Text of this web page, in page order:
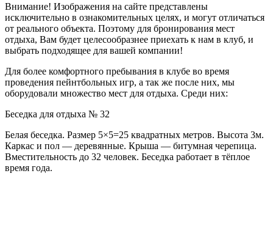
Внимание! Изображения на сайте представлены
исключительно в ознакомительных целях, и могут отличаться
от реального объекта. Поэтому для бронирования мест
отдыха, Вам будет целесообразнее приехать к нам в клуб, и
выбрать подходящее для вашей компании!
Для более комфортного пребывания в клубе во время
проведения пейнтбольных игр, а так же после них, мы
оборудовали множество мест для отдыха. Среди них:
Беседка для отдыха № 32
Белая беседка. Размер 5×5=25 квадратных метров. Высота 3м.
Каркас и пол — деревянные. Крыша — битумная черепица.
Вместительность до 32 человек. Беседка работает в тёплое
время года.